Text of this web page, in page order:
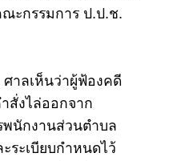
ะกรรมการ ป.ป.ช.
าลเห็นว่าผู้ฟ้องคดี
สั่งไล่ออกจาก
นักงานส่วนตำบล
ะเบียบกำหนดไว้